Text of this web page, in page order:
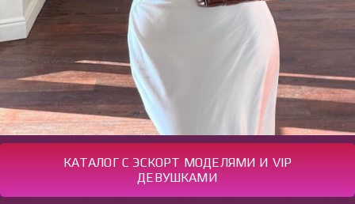
КАТАЛОГ С ЭСКОРТ МОДЕЛЯМИ И VIP
ДЕВУШКАМИ